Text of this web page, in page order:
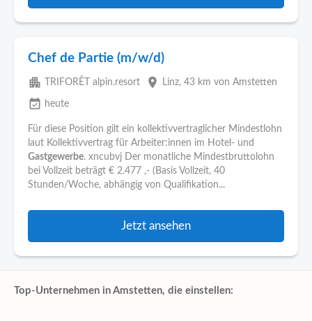
Chef de Partie (m/w/d)
apartment TRIFORÊT alpin.resort place Linz, 43 km von Amstetten
event_available heute
Für diese Position gilt ein kollektivvertraglicher Mindestlohn
laut Kollektivvertrag für Arbeiter:innen im Hotel- und
Gastgewerbe. xncubvj Der monatliche Mindestbruttolohn
bei Vollzeit beträgt € 2.477 ,- (Basis Vollzeit, 40
Stunden/Woche, abhängig von Qualifikation...
Jetzt ansehen
Top-Unternehmen in Amstetten, die einstellen: